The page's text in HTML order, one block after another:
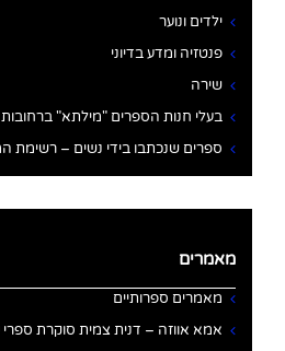
ילדים ונוער
פנטזיה ומדע בדיוני
שירה
בעלי חנות הספרים "מילתא"
ספרים שנכתבו בידי נשים – רשימת
מאמרים
מאמרים ספרותיים
אמא אווזה – דנית צמית סוקרת ספרי